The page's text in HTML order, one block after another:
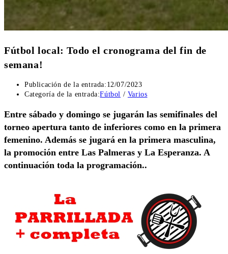
Fútbol local: Todo el cronograma del fin de
semana!
Publicación de la entrada: 12/07/2023
Categoría de la entrada:Fútbol / Varios
Entre sábado y domingo se jugarán las semifinales del
torneo apertura tanto de inferiores como en la primera
femenino. Además se jugará en la primera masculina,
la promoción entre Las Palmeras y La Esperanza. A
continuación toda la programación..